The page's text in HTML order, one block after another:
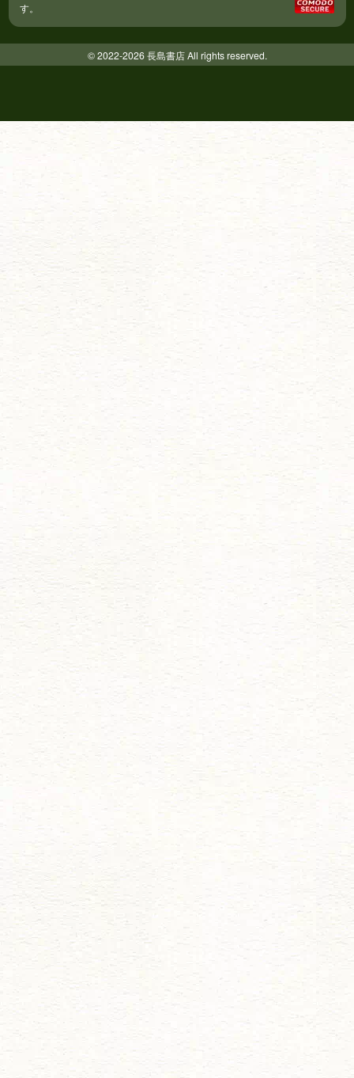
す。
© 2022-2026 長島書店 All rights reserved.